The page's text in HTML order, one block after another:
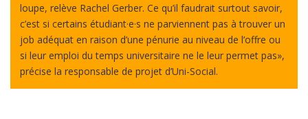
loupe, relève Rachel Gerber. Ce qu’il faudrait surtout savoir,
c’est si certains étudiant·e·s ne parviennent pas à trouver un
job adéquat en raison d’une pénurie au niveau de l’offre ou
si leur emploi du temps universitaire ne le leur permet pas»,
précise la responsable de projet d’Uni-Social.